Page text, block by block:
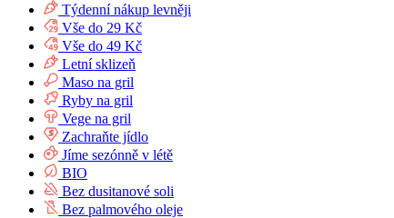
Týdenní nákup levněji
Vše do 29 Kč
Vše do 49 Kč
Letní sklizeň
Maso na gril
Ryby na gril
Vege na gril
Zachraňte jídlo
Jíme sezónně v létě
BIO
Bez dusitanové soli
Bez palmového oleje